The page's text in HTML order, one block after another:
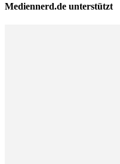
Mediennerd.de unterstützt